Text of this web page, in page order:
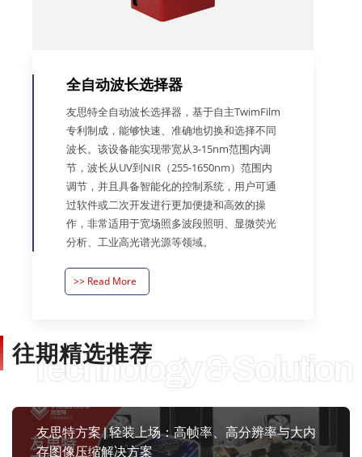
全自动波长选择器
友思特全自动波长选择器，基于自主TwimFilm
专利制成，能够快速、准确地切换和选择不同
波长。该设备能实现带宽从3-15nm范围内调
节，波长从UV到NIR（255-1650nm）范围内
调节，并且具备智能化的控制系统，用户可通
过软件或二次开发进行更加便捷和高效的操
作，非常适用于宽场照多波段照明、显微荧光
分析、工业高光谱光源等领域。
>> Read More
Technology & Solution
往期精选推荐
友思特方案 | 轻装上场：高帧率、高分辨率与大内
存图像压缩解决方案